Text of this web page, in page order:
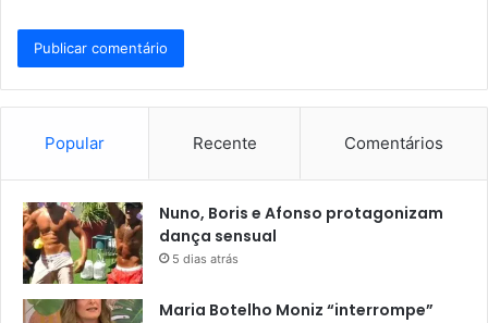
Popular Recente Comentários
Nuno, Boris e Afonso protagonizam
dança sensual
5 dias atrás
Maria Botelho Moniz “interrompe”